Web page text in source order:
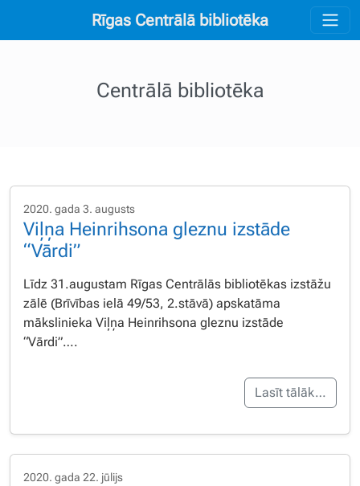
Rīgas Centrālā bibliotēka
Centrālā bibliotēka
2020. gada 3. augusts
Viļņa Heinrihsona gleznu izstāde
“Vārdi”
Līdz 31.augustam Rīgas Centrālās bibliotēkas izstāžu
zālē (Brīvības ielā 49/53, 2.stāvā) apskatāma
mākslinieka Viļņa Heinrihsona gleznu izstāde
“Vārdi”….
Lasīt tālāk…
2020. gada 22. jūlijs